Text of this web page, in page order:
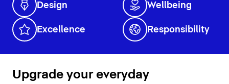
Design Wellbeing
Excellence Responsibility
Upgrade your everyday